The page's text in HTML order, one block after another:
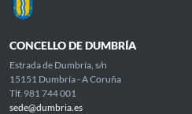
CONCELLO DE DUMBRÍA
Estrada de Dumbría, s/n
15151 Dumbría - A Coruña
Tlf. 981 744 001
sede@dumbria.es